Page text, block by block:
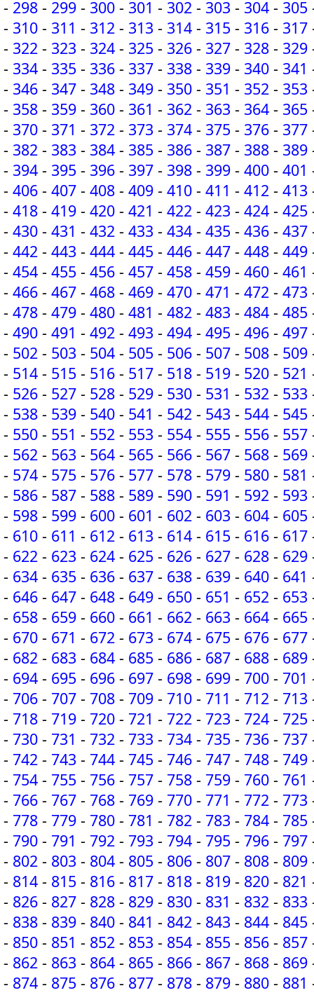
- 298 - 299 - 300 - 301 - 302 - 303 - 304 - 305
- 310 - 311 - 312 - 313 - 314 - 315 - 316 - 317
- 322 - 323 - 324 - 325 - 326 - 327 - 328 - 329
- 334 - 335 - 336 - 337 - 338 - 339 - 340 - 341
- 346 - 347 - 348 - 349 - 350 - 351 - 352 - 353
- 358 - 359 - 360 - 361 - 362 - 363 - 364 - 365
- 370 - 371 - 372 - 373 - 374 - 375 - 376 - 377
- 382 - 383 - 384 - 385 - 386 - 387 - 388 - 389
- 394 - 395 - 396 - 397 - 398 - 399 - 400 - 401
- 406 - 407 - 408 - 409 - 410 - 411 - 412 - 413
- 418 - 419 - 420 - 421 - 422 - 423 - 424 - 425
- 430 - 431 - 432 - 433 - 434 - 435 - 436 - 437
- 442 - 443 - 444 - 445 - 446 - 447 - 448 - 449
- 454 - 455 - 456 - 457 - 458 - 459 - 460 - 461
- 466 - 467 - 468 - 469 - 470 - 471 - 472 - 473
- 478 - 479 - 480 - 481 - 482 - 483 - 484 - 485
- 490 - 491 - 492 - 493 - 494 - 495 - 496 - 497
- 502 - 503 - 504 - 505 - 506 - 507 - 508 - 509
- 514 - 515 - 516 - 517 - 518 - 519 - 520 - 521
- 526 - 527 - 528 - 529 - 530 - 531 - 532 - 533
- 538 - 539 - 540 - 541 - 542 - 543 - 544 - 545
- 550 - 551 - 552 - 553 - 554 - 555 - 556 - 557
- 562 - 563 - 564 - 565 - 566 - 567 - 568 - 569
- 574 - 575 - 576 - 577 - 578 - 579 - 580 - 581
- 586 - 587 - 588 - 589 - 590 - 591 - 592 - 593
- 598 - 599 - 600 - 601 - 602 - 603 - 604 - 605
- 610 - 611 - 612 - 613 - 614 - 615 - 616 - 617
- 622 - 623 - 624 - 625 - 626 - 627 - 628 - 629
- 634 - 635 - 636 - 637 - 638 - 639 - 640 - 641
- 646 - 647 - 648 - 649 - 650 - 651 - 652 - 653
- 658 - 659 - 660 - 661 - 662 - 663 - 664 - 665
- 670 - 671 - 672 - 673 - 674 - 675 - 676 - 677
- 682 - 683 - 684 - 685 - 686 - 687 - 688 - 689
- 694 - 695 - 696 - 697 - 698 - 699 - 700 - 701
- 706 - 707 - 708 - 709 - 710 - 711 - 712 - 713
- 718 - 719 - 720 - 721 - 722 - 723 - 724 - 725
- 730 - 731 - 732 - 733 - 734 - 735 - 736 - 737
- 742 - 743 - 744 - 745 - 746 - 747 - 748 - 749
- 754 - 755 - 756 - 757 - 758 - 759 - 760 - 761
- 766 - 767 - 768 - 769 - 770 - 771 - 772 - 773
- 778 - 779 - 780 - 781 - 782 - 783 - 784 - 785
- 790 - 791 - 792 - 793 - 794 - 795 - 796 - 797
- 802 - 803 - 804 - 805 - 806 - 807 - 808 - 809
- 814 - 815 - 816 - 817 - 818 - 819 - 820 - 821
- 826 - 827 - 828 - 829 - 830 - 831 - 832 - 833
- 838 - 839 - 840 - 841 - 842 - 843 - 844 - 845
- 850 - 851 - 852 - 853 - 854 - 855 - 856 - 857
- 862 - 863 - 864 - 865 - 866 - 867 - 868 - 869
- 874 - 875 - 876 - 877 - 878 - 879 - 880 - 881